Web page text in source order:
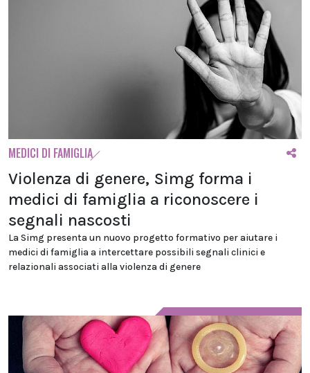
MEDICI DI FAMIGLIA
Violenza di genere, Simg forma i
medici di famiglia a riconoscere i
segnali nascosti
La Simg presenta un nuovo progetto formativo per aiutare i
medici di famiglia a intercettare possibili segnali clinici e
relazionali associati alla violenza di genere